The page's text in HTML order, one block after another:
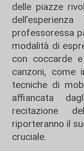
delle piazze
professoressa
modalità di
con coccarde
canzoni, come
tecniche di
affiancata
recitazione
riporteranno il
cruciale.